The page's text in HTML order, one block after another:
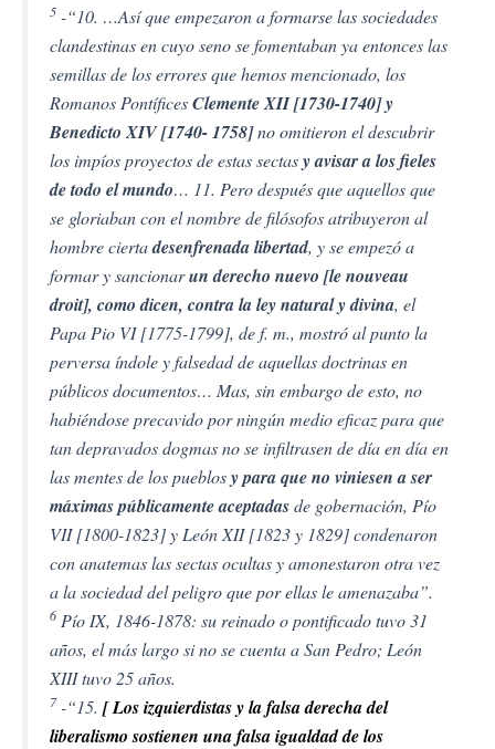
5 -“10. …Así que empezaron a formarse las sociedades
clandestinas en cuyo seno se fomentaban ya entonces las
semillas de los errores que hemos mencionado, los
Romanos PontíficesClemente XII [1730-1740] y
Benedicto XIV [1740- 1758]no omitieron el descubrir
los impíos proyectos de estas sectasy avisar a los fieles
de todo el mundo… 11. Pero después que aquellos que
se gloriaban con el nombre de filósofos atribuyeron al
hombre ciertadesenfrenada libertad, y se empezó a
formar y sancionarun derecho nuevo [le nouveau
droit], como dicen, contra la ley natural y divina, el
Papa Pio VI [1775-1799], de f. m., mostró al punto la
perversa índole y falsedad de aquellas doctrinas en
públicos documentos… Mas, sin embargo de esto, no
habiéndose precavido por ningún medio eficaz para que
tan depravados dogmas no se infiltrasen de día en día en
las mentes de los pueblosy para que no viniesen a ser
máximas públicamente aceptadasde gobernación, Pío
VII [1800-1823] y León XII [1823 y 1829] condenaron
con anatemas las sectas ocultas y amonestaron otra vez
a la sociedad del peligro que por ellas le amenazaba”.
6 Pío IX, 1846-1878: su reinado o pontificado tuvo 31
años, el más largo si no se cuenta a San Pedro; León
XIII tuvo 25 años.
7-“15. [ Los izquierdistas y la falsa derecha del
liberalismo sostienen una falsa igualdad de los